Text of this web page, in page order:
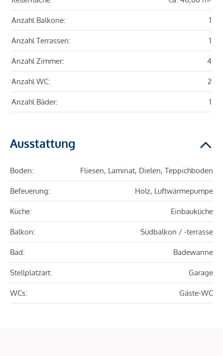
Anzahl Balkone: 1
Anzahl Terrassen: 1
Anzahl Zimmer: 4
Anzahl WC: 2
Anzahl Bäder: 1
Ausstattung
Boden: Fliesen, Laminat, Dielen, Teppichboden
Befeuerung: Holz, Luftwärmepumpe
Küche: Einbauküche
Balkon: Südbalkon / -terrasse
Bad: Badewanne
Stellplatzart: Garage
WCs: Gäste-WC